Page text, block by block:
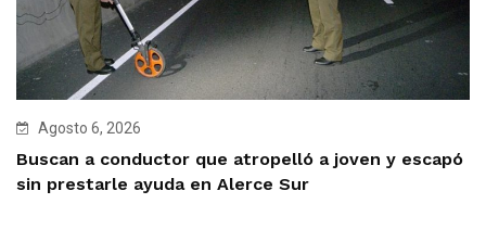
Agosto 6, 2026
Buscan a conductor que atropelló a joven y escapó
sin prestarle ayuda en Alerce Sur